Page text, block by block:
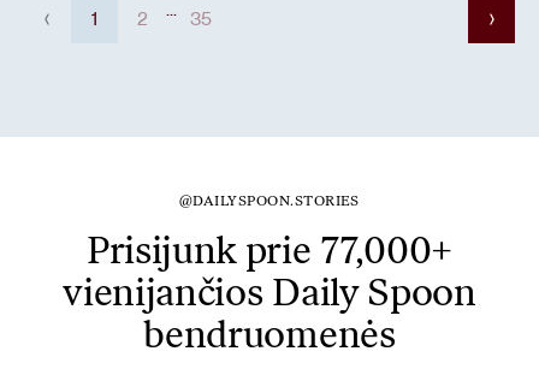
1 2 ... 35
@DAILYSPOON.STORIES
Prisijunk prie 77,000+
vienijančios Daily Spoon
bendruomenės